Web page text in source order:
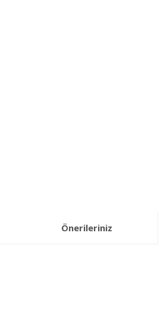
Önerileriniz